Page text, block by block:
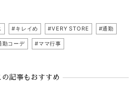
#キレイめ #VERY STORE #通勤
勤コーデ #ママ行事
の記事もおすすめ